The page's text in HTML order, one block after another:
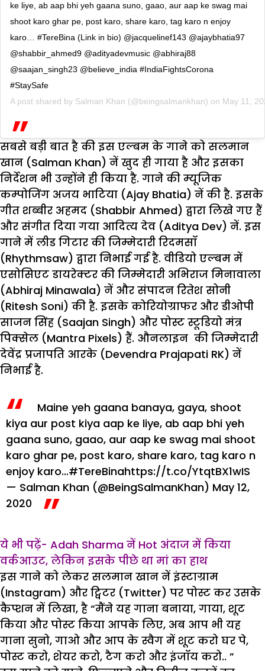
ke liye, ab aap bhi yeh gaana suno, gaao, aur aap ke swag mai
shoot karo ghar pe, post karo, share karo, tag karo n enjoy
karo… #TereBina (Link in bio) @jacquelinef143 @ajaybhatia97
@shabbir_ahmed9 @adityadevmusic @abhiraj88
@saajan_singh23 @believe_india #IndiaFightsCorona
#StaySafe
A post shared by Salman Khan (@beingsalmankhan) on May 11,
सबसे बड़ी बात है की इस एल्बम के गाने को सलमान
खान (Salman Khan) नें खुद ही गाया है और इसका
निर्देशन भी उन्होंने ही किया है. गाने की म्यूजिक
कम्पोजिंग अजय भाटिया (Ajay Bhatia) नें की है. इसके
गीत शब्बीर अहमद (Shabbir Ahmed) द्वारा लिखे गए हैं
और संगीत दिया गया आदित्य देव (Aditya Dev) नें. इस
गाने में लीड गिटार की जिम्मेदारी रिदमसॉ
(Rhythmsaw) द्वारा निभाई गई है. वीडियो एल्बम में
एसोसिएट डायरेक्टर की जिम्मेदारी अभिराज मिनावाला
(Abhiraj Minawala) नें और संपादन रितेश सोनी
(Ritesh Soni) की है. इसके कोरियोग्राफर और डीओपी
साजन सिंह (Saajan Singh) और पोस्ट स्टूडियो मंत्र
पिक्सेल (Mantra Pixels) हैं. औनलाइन की जिम्मेदारी
देवेंद्र प्रजापति आरके (Devendra Prajapati RK) नें
निभाई है.
Maine yeh gaana banaya, gaya, shoot
kiya aur post kiya aap ke liye, ab aap bhi yeh
gaana suno, gaao, aur aap ke swag mai shoot
karo ghar pe, post karo, share karo, tag karo n
enjoy karo…#TereBinahttps://t.co/YtqtBX1wIS
— Salman Khan (@BeingSalmanKhan) May 12,
2020
ये भी पढ़ें- Adah Sharma नें Hot अंदाज में किया
वर्कआउट, लेकिन इसके पीछे था मां का हाथ
इस गाने को लेकर सलमान खान नें इंस्टाग्राम
(Instagram) और ट्विटर (Twitter) पर पोस्ट कर उसके
कैप्शन में लिखा, है “मैंने यह गाना बनाया, गाया, शूट
किया और पोस्ट किया आपके लिए, अब आप भी यह
गाना सुनो, गाओ और आप के स्वैग में शूट करो घर पे,
पोस्ट करो, शेयर करो, टैग करो और इंजॉय करो.. ”